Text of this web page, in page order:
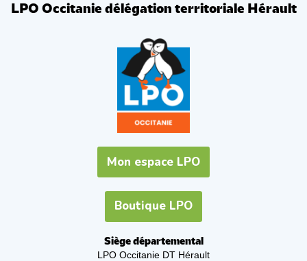
LPO Occitanie délégation territoriale Hérault
Mon espace LPO
Boutique LPO
Siège départemental
LPO Occitanie DT Hérault